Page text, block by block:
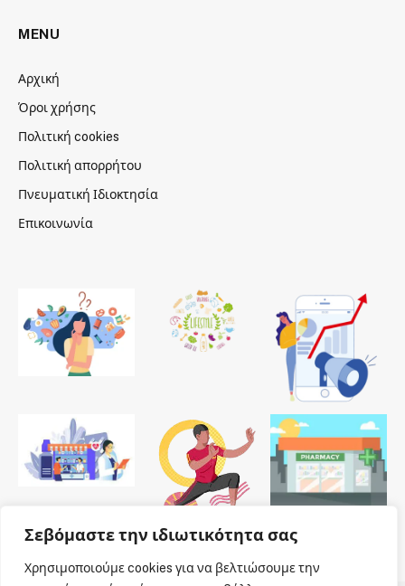
Σεβόμαστε την ιδιωτικότητα σας
Χρησιμοποιούμε cookies για να βελτιώσουμε την
MENU
Αρχική
Όροι χρήσης
Πολιτική cookies
Πολιτική απορρήτου
Πνευματική Ιδιοκτησία
Επικοινωνία